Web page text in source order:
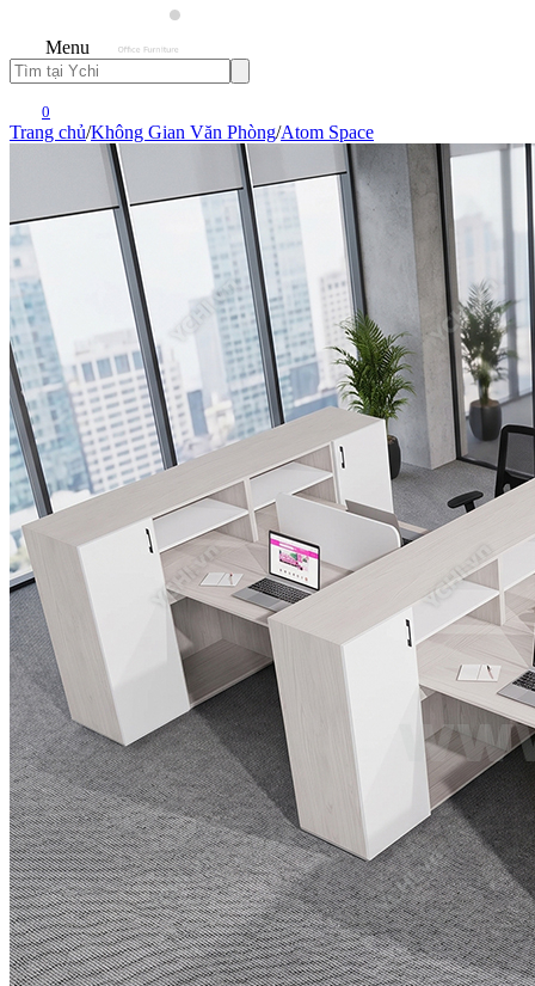
Menu
0
Trang chủ/Không Gian Văn Phòng/Atom Space